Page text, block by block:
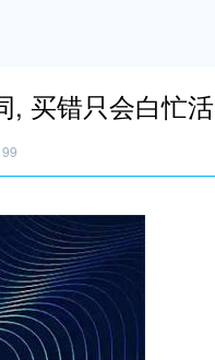
, 买错只会白忙活